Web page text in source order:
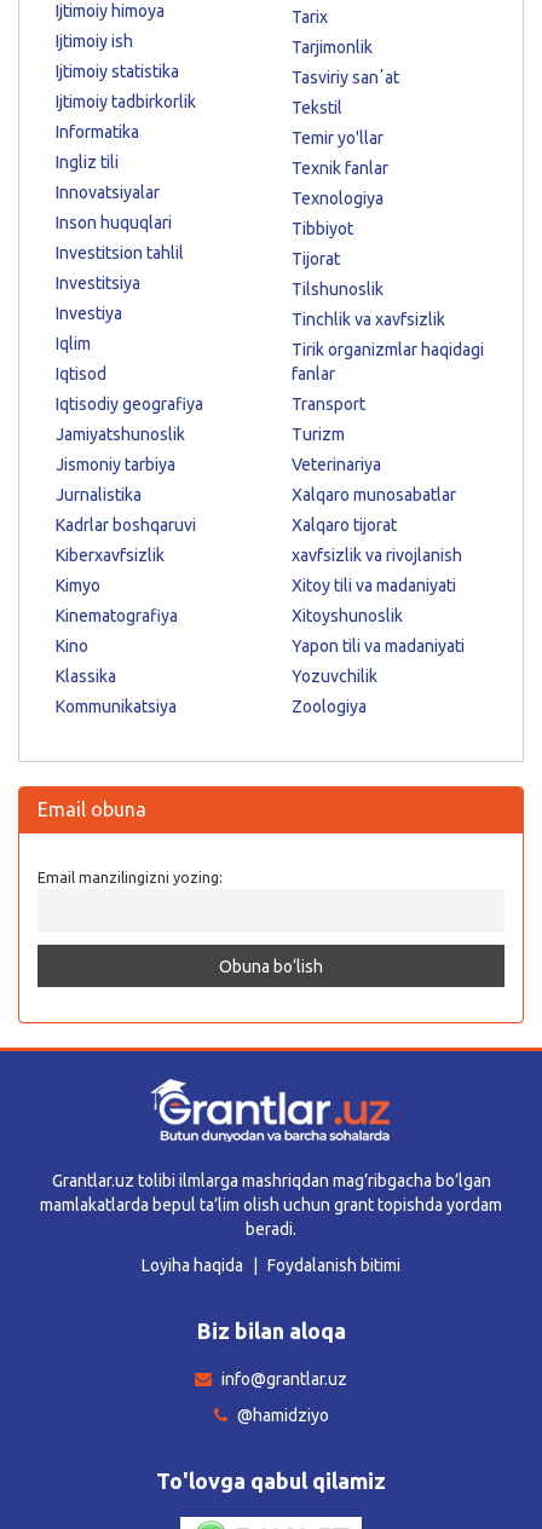
Ijtimoiy himoya
Ijtimoiy ish
Ijtimoiy statistika
Ijtimoiy tadbirkorlik
Informatika
Ingliz tili
Innovatsiyalar
Inson huquqlari
Investitsion tahlil
Investitsiya
Investiya
Iqlim
Iqtisod
Iqtisodiy geografiya
Jamiyatshunoslik
Jismoniy tarbiya
Jurnalistika
Kadrlar boshqaruvi
Kiberxavfsizlik
Kimyo
Kinematografiya
Kino
Klassika
Kommunikatsiya
Tarix
Tarjimonlik
Tasviriy sanʼat
Tekstil
Temir yo'llar
Texnik fanlar
Texnologiya
Tibbiyot
Tijorat
Tilshunoslik
Tinchlik va xavfsizlik
Tirik organizmlar haqidagi
fanlar
Transport
Turizm
Veterinariya
Xalqaro munosabatlar
Xalqaro tijorat
xavfsizlik va rivojlanish
Xitoy tili va madaniyati
Xitoyshunoslik
Yapon tili va madaniyati
Yozuvchilik
Zoologiya
Email obuna
Email manzilingizni yozing:
Grantlar.uz tolibi ilmlarga mashriqdan mag’ribgacha bo’lgan
mamlakatlarda bepul ta’lim olish uchun grant topishda yordam
beradi.
Loyiha haqida
Foydalanish bitimi
Biz bilan aloqa
info@grantlar.uz
@hamidziyo
To'lovga qabul qilamiz